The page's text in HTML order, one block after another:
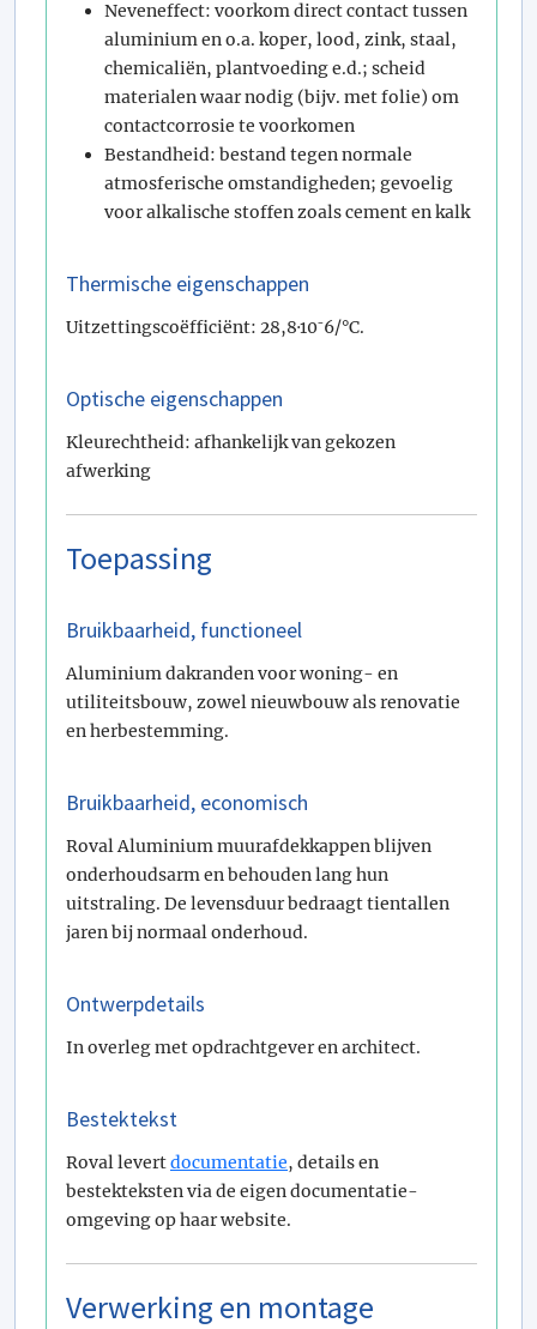
Neveneffect: voorkom direct contact tussen
aluminium en o.a. koper, lood, zink, staal,
chemicaliën, plantvoeding e.d.; scheid
materialen waar nodig (bijv. met folie) om
contactcorrosie te voorkomen
Bestandheid: bestand tegen normale
atmosferische omstandigheden; gevoelig
voor alkalische stoffen zoals cement en kalk
Thermische eigenschappen
Uitzettingscoëfficiënt: 28,8·10⁻6/°C.
Optische eigenschappen
Kleurechtheid: afhankelijk van gekozen
afwerking
Toepassing
Bruikbaarheid, functioneel
Aluminium dakranden voor woning- en
utiliteitsbouw, zowel nieuwbouw als renovatie
en herbestemming.
Bruikbaarheid, economisch
Roval Aluminium muurafdekkappen blijven
onderhoudsarm en behouden lang hun
uitstraling. De levensduur bedraagt tientallen
jaren bij normaal onderhoud.
Ontwerpdetails
In overleg met opdrachtgever en architect.
Bestektekst
Roval levertdocumentatie, details en
bestekteksten via de eigen documentatie-
omgeving op haar website.
Verwerking en montage